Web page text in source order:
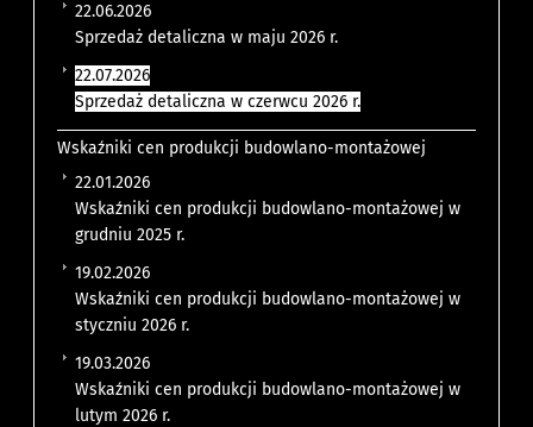
22.06.2026
Sprzedaż detaliczna w maju 2026 r.
22.07.2026
Sprzedaż detaliczna w czerwcu 2026 r.
Wskaźniki cen produkcji budowlano-montażowej
22.01.2026
Wskaźniki cen produkcji budowlano-montażowej w
grudniu 2025 r.
19.02.2026
Wskaźniki cen produkcji budowlano-montażowej w
styczniu 2026 r.
19.03.2026
Wskaźniki cen produkcji budowlano-montażowej w
lutym 2026 r.